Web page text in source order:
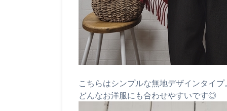
こちらはシンプルな無地デザインタイプ
どんなお洋服にも合わせやすいです◎